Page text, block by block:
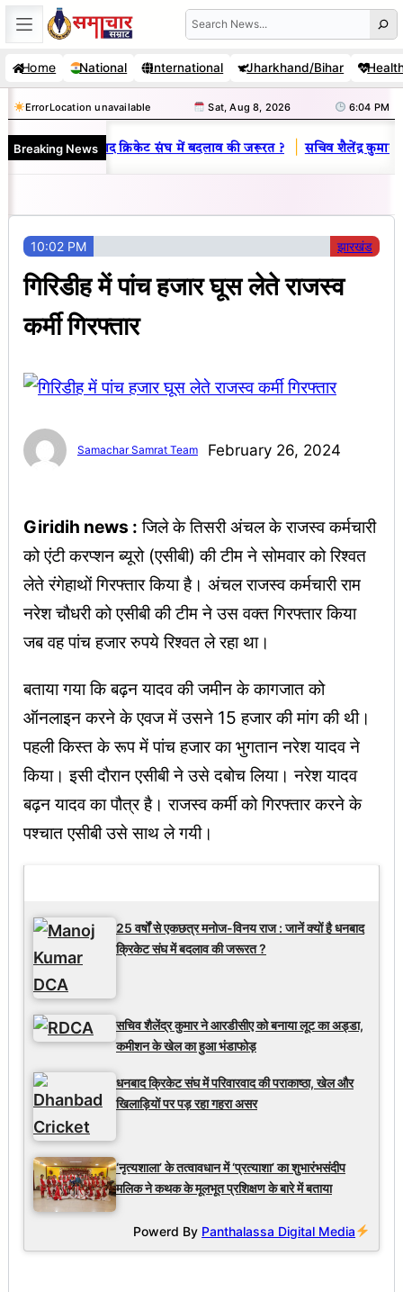
Skip
to
content
Search
Home National International Jharkhand/Bihar
ErrorLocation unavailable Sat, Aug 8, 2026 6:04 PM
Breaking News
जानें क्यों है धनबाद क्रिकेट संघ में बदलाव की जरूरत ? | सचिव शैलेंद्र कुमार ने
10:02 PM झारखंड
गिरिडीह में पांच हजार घूस लेते राजस्व
कर्मी गिरफ्तार
Samachar Samrat Team February 26, 2024
Giridih news : जिले के तिसरी अंचल के राजस्व कर्मचारी
को एंटी करप्शन ब्यूरो (एसीबी) की टीम ने सोमवार को रिश्वत
लेते रंगेहाथों गिरफ्तार किया है। अंचल राजस्व कर्मचारी राम
नरेश चौधरी को एसीबी की टीम ने उस वक्त गिरफ्तार किया
जब वह पांच हजार रुपये रिश्वत ले रहा था।
बताया गया कि बढ़न यादव की जमीन के कागजात को
ऑनलाइन करने के एवज में उसने 15 हजार की मांग की थी।
पहली किस्त के रूप में पांच हजार का भुगतान नरेश यादव ने
किया। इसी दौरान एसीबी ने उसे दबोच लिया। नरेश यादव
बढ़न यादव का पौत्र है। राजस्व कर्मी को गिरफ्तार करने के
पश्चात एसीबी उसे साथ ले गयी।
25 वर्षों से एकछत्र मनोज-विनय राज : जानें क्यों है धनबाद
क्रिकेट संघ में बदलाव की जरूरत ?
सचिव शैलेंद्र कुमार ने आरडीसीए को बनाया लूट का अड्डा,
कमीशन के खेल का हुआ भंडाफोड़
धनबाद क्रिकेट संघ में परिवारवाद की पराकाष्ठा, खेल और
खिलाड़ियों पर पड़ रहा गहरा असर
‘नृत्यशाला’ के तत्वावधान में ‘प्रत्याशा’ का शुभारंभसंदीप
मलिक ने कथक के मूलभूत प्रशिक्षण के बारे में बताया
Powerd By Panthalassa Digital Media